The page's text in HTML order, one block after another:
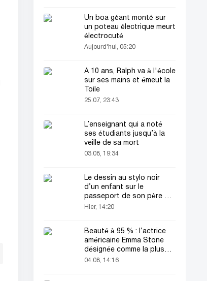
Un boa géant monté sur
un poteau électrique meurt
électrocuté
Aujourd'hui, 05:20
À 10 ans, Ralph va à l'école
sur ses mains et émeut la
Toile
25.07, 23:43
L’enseignant qui a noté
ses étudiants jusqu’à la
veille de sa mort
03.08, 19:34
Le dessin au stylo noir
d’un enfant sur le
passeport de son père a
attiré tous les regards
Hier, 14:20
Beauté à 95 % : l’actrice
américaine Emma Stone
désignée comme la plus
belle femme du monde !
04.08, 14:16